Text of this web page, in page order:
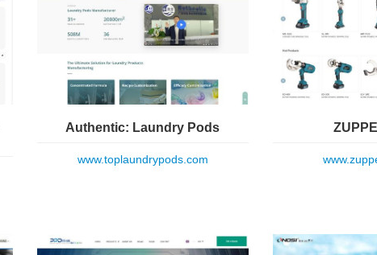
Authentic: Laundry Pods
www.toplaundrypods.com